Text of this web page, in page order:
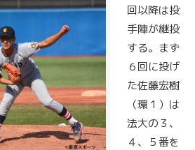
回以降は投
手陣が継投
する。まず
６回に投げ
た佐藤宏樹
（環１）は
法大の３、
４、５番を